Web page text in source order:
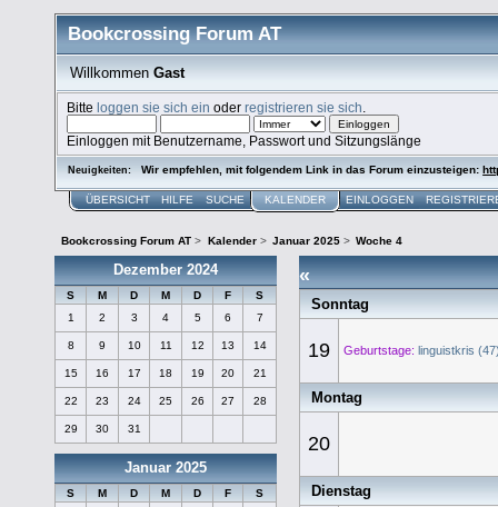
Bookcrossing Forum AT
Willkommen Gast
Bitteloggen sie sich ein oderregistrieren sie sich
Einloggen mit Benutzername, Passwort und Sitzungslänge
Neuigkeiten: Wir empfehlen, mit folgendem Link in das Forum einzusteigen:
ÜBERSICHT HILFE SUCHE KALENDER EINLOGGEN
Bookcrossing Forum AT > Kalender> Januar 2025> Woche 4
Dezember 2024
S M D M D F
S
1
2 3 4 5 6 7
8 9 10 11 12 13 14
15 16 17 18 19 20 21
22 23 24 25 26 27 28
29 30 31
Januar 2025
S M D M D F
S
«
Sonntag
19 Geburtstage: linguistkris
Montag
20
Dienstag